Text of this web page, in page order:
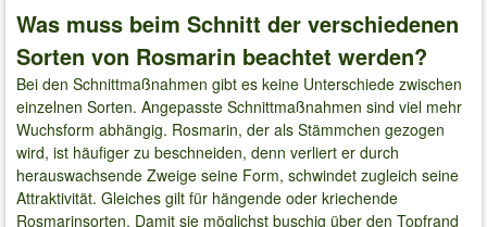
Was muss beim Schnitt der verschiedenen
Sorten von Rosmarin beachtet werden?
Bei den Schnittmaßnahmen gibt es keine Unterschiede zwischen
einzelnen Sorten. Angepasste Schnittmaßnahmen sind viel mehr
Wuchsform abhängig. Rosmarin, der als Stämmchen gezogen
wird, ist häufiger zu beschneiden, denn verliert er durch
herauswachsende Zweige seine Form, schwindet zugleich seine
Attraktivität. Gleiches gilt für hängende oder kriechende
Rosmarinsorten. Damit sie möglichst buschig über den Topfrand